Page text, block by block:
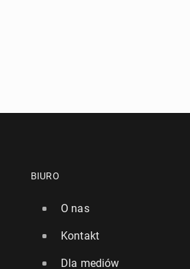
BIURO
O nas
Kontakt
Dla mediów